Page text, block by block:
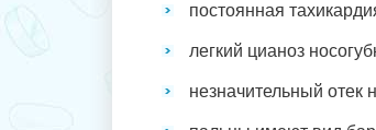
постоянная
легкий цианоз
незначительный отек